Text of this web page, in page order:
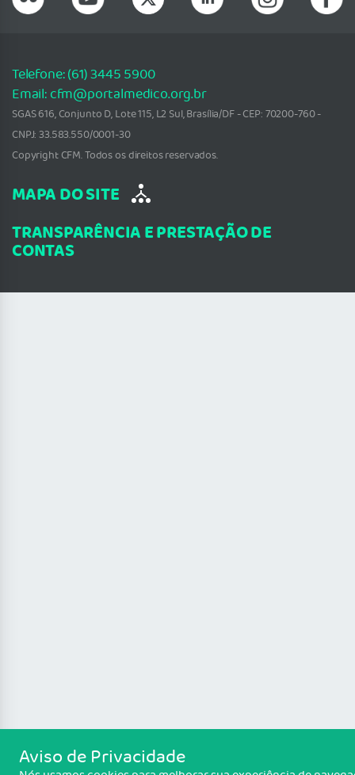
Telefone: (61) 3445 5900
Email: cfm@portalmedico.org.br
SGAS 616, Conjunto D, Lote 115, L2 Sul, Brasília/DF - CEP: 70200-760 -
CNPJ: 33.583.550/0001-30
Copyright CFM. Todos os direitos reservados.
MAPA DO SITE
TRANSPARÊNCIA E PRESTAÇÃO DE
CONTAS
Aviso de Privacidade